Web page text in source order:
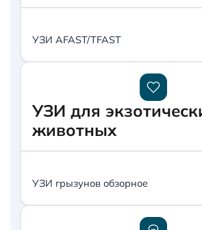
УЗИ AFAST/TFAST
УЗИ для
животных
УЗИ грызунов обзорное